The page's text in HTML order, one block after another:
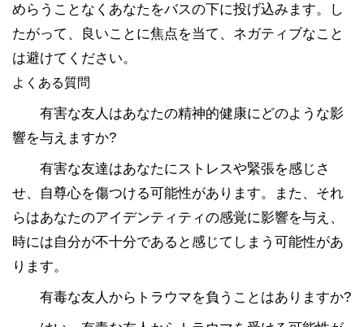
めらうことなくあなたをバスの下に投げ込みます。し
たがって、良いことに焦点を当て、ネガティブなこと
は避けてください。
よくある質問
有害な友人はあなたの精神的健康にどのような影
響を与えますか?
有害な友達はあなたにストレスや緊張を感じさ
せ、自尊心を傷つける可能性があります。また、それ
らはあなたのアイデンティティの感覚に影響を与え、
時には自分が不十分であると感じてしまう可能性があ
ります。
有毒な友人からトラウマを負うことはありますか?